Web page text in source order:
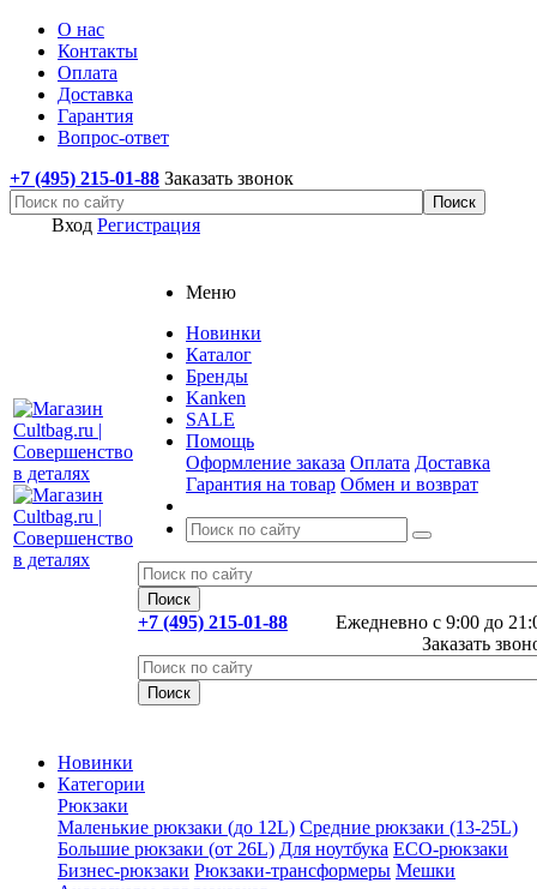
О нас
Контакты
Оплата
Доставка
Гарантия
Вопрос-ответ
+7 (495) 215-01-88 Заказать звонок
Вход Регистрация
Меню
Новинки
Каталог
Бренды
Kanken
SALE
Помощь
Оформление заказа Оплата Доставка
Гарантия на товар Обмен и возврат
Ежедневно с 9:00 до
+7 (495) 215-01-88
Заказать
Новинки
Категории
Рюкзаки
Маленькие рюкзаки (до 12L) Средние рюкзаки (13-25L)
Большие рюкзаки (от 26L) Для ноутбука ECO-рюкзаки
Бизнес-рюкзаки Рюкзаки-трансформеры Мешки